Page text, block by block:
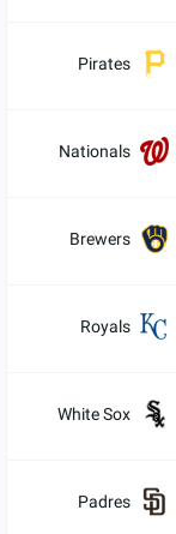
Pirates
Nationals
Brewers
Royals
White Sox
Padres